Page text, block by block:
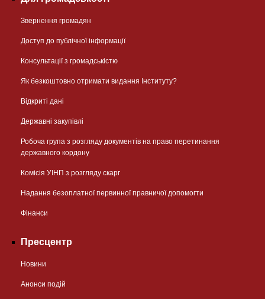
Звернення громадян
Доступ до публічної інформації
Консультації з громадськістю
Як безкоштовно отримати видання Інституту?
Відкриті дані
Державні закупівлі
Робоча група з розгляду документів на право перетинання
державного кордону
Комісія УІНП з розгляду скарг
Надання безоплатної первинної правничої допомогти
Фінанси
Пресцентр
Новини
Анонси подій